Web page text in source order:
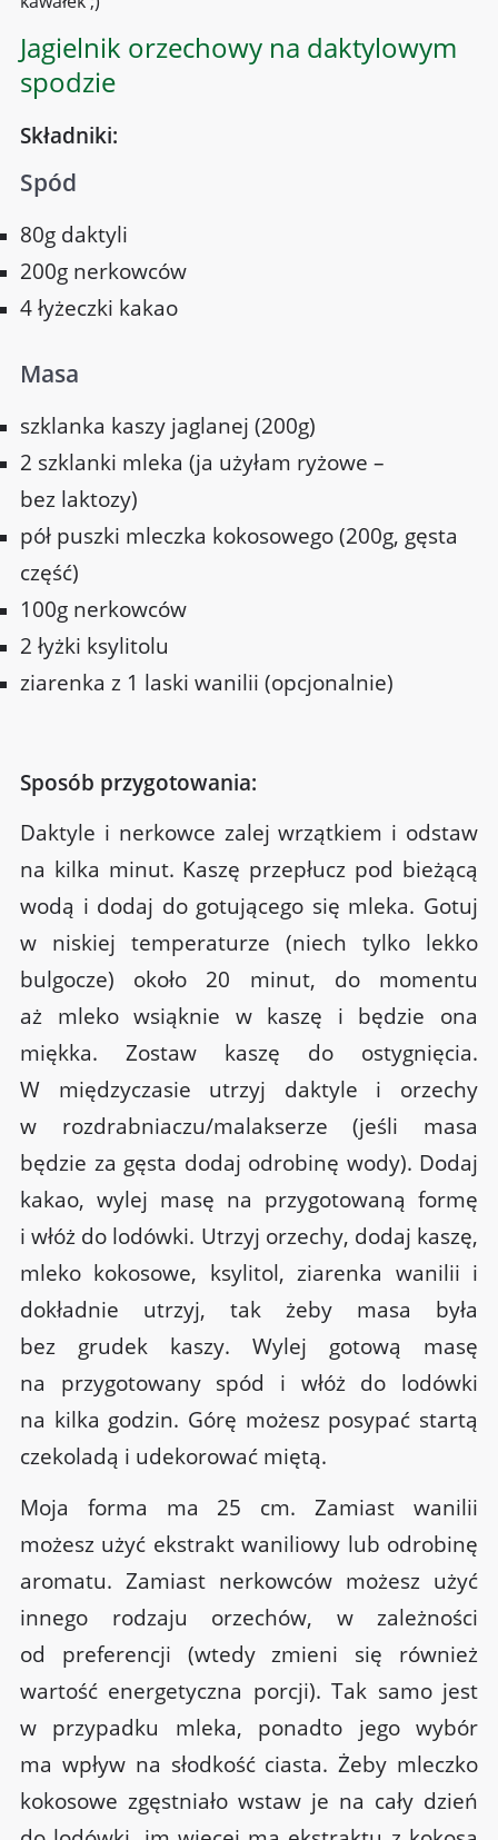
Jagielnik orzechowy na daktylowym
spodzie
Składniki:
Spód
80g daktyli
200g nerkowców
4 łyżeczki kakao
Masa
szklanka kaszy jaglanej (200g)
2 szklanki mleka (ja użyłam ryżowe –
bez laktozy)
pół puszki mleczka kokosowego (200g, gęsta
część)
100g nerkowców
2 łyżki ksylitolu
ziarenka z 1 laski wanilii (opcjonalnie)
Sposób przygotowania:
Daktyle i nerkowce zalej wrzątkiem i odstaw
na kilka minut. Kaszę przepłucz pod bieżącą
wodą i dodaj do gotującego się mleka. Gotuj
w niskiej temperaturze (niech tylko lekko
bulgocze) około 20 minut, do momentu
aż mleko wsiąknie w kaszę i będzie ona
miękka. Zostaw kaszę do ostygnięcia.
W międzyczasie utrzyj daktyle i orzechy
w rozdrabniaczu/malakserze (jeśli masa
będzie za gęsta dodaj odrobinę wody). Dodaj
kakao, wylej masę na przygotowaną formę
i włóż do lodówki. Utrzyj orzechy, dodaj kaszę,
mleko kokosowe, ksylitol, ziarenka wanilii i
dokładnie utrzyj, tak żeby masa była
bez grudek kaszy. Wylej gotową masę
na przygotowany spód i włóż do lodówki
na kilka godzin. Górę możesz posypać startą
czekoladą i udekorować miętą.
Moja forma ma 25 cm. Zamiast wanilii
możesz użyć ekstrakt waniliowy lub odrobinę
aromatu. Zamiast nerkowców możesz użyć
innego rodzaju orzechów, w zależności
od preferencji (wtedy zmieni się również
wartość energetyczna porcji). Tak samo jest
w przypadku mleka, ponadto jego wybór
ma wpływ na słodkość ciasta. Żeby mleczko
kokosowe zgęstniało wstaw je na cały dzień